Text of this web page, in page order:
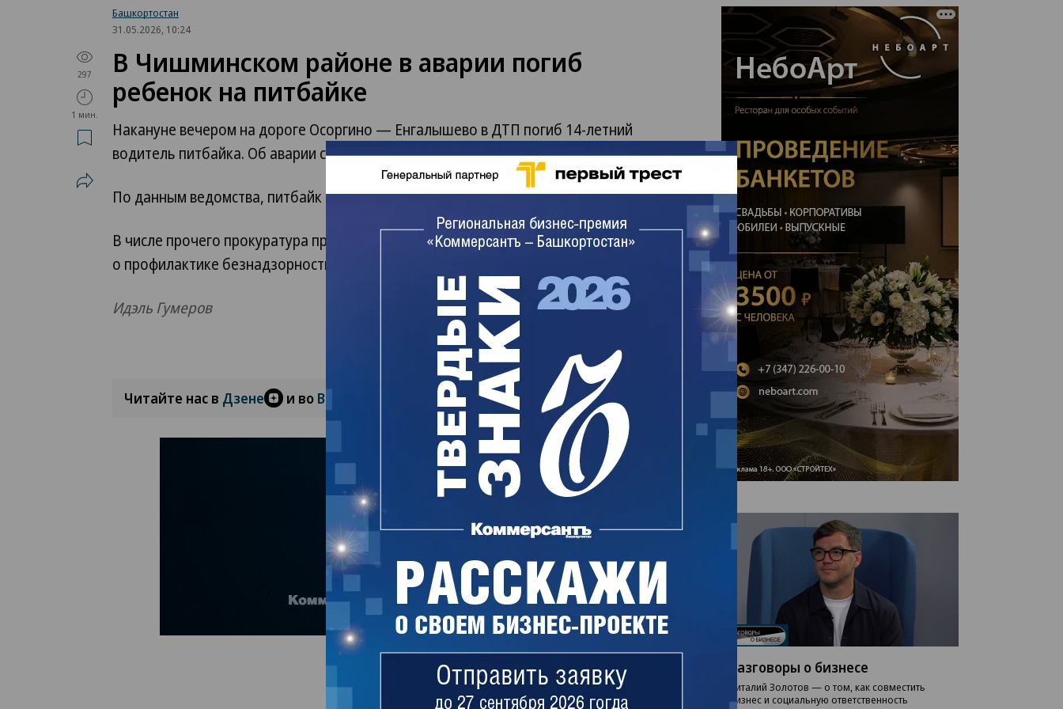
Башкортостан
31.05.2026, 10:24
297
1 мин.
В Чишминском районе в аварии погиб
ребенок на питбайке
Накануне вечером на дороге Осоргино — Енгалышево в ДТП погиб 14-летний
водитель питбайка. Об аварии сообщила пресс-служба прокуратуры Башкирии.
По данным ведомства, питбайк столкнулся с Lada Kalina.
В числе прочего прокуратура проверит, насколько соблюдалось законодательство
о профилактике безнадзорности и правонарушений среди несовершеннолетних.
Идэль Гумеров
Поделиться
Читайте нас в Дзене и во Вконтакте
Разговоры о бизнесе
Виталий Золотов — о том, как совместить
бизнес и социальную ответственность